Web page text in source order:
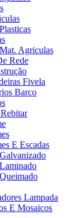
Agriculas
Rede
Fivela
Barco
E Escadas
Lampada
E Mosaicos